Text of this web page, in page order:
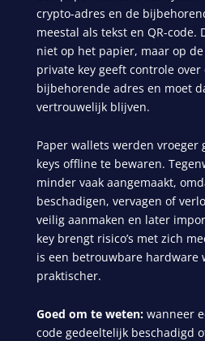
crypto-adres en de
meestal als tekst en QR-code.
niet op het papier, maar op
private key geeft controle
bijbehorende adres en moet
vertrouwelijk blijven.
Paper wallets werden
keys offline te bewaren.
minder vaak aangemaakt,
beschadigen, vervagen of
veilig aanmaken en later
key brengt risico’s met zich
is een betrouwbare hardware
praktischer.
Goed om te weten:wanneer
code gedeeltelijk beschadigd